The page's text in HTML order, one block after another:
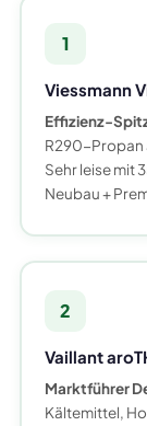
1
Viessmann
Effizienz-
R290-Propan
Sehr leise mit
Neubau +
2
Vaillant
Marktführer
Kältemittel,